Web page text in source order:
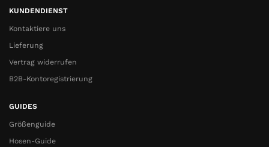
KUNDENDIENST
Kontaktiere uns
Lieferung
Vertrag widerrufen
B2B-Kontoregistrierung
GUIDES
Größenguide
Hosen-Guide